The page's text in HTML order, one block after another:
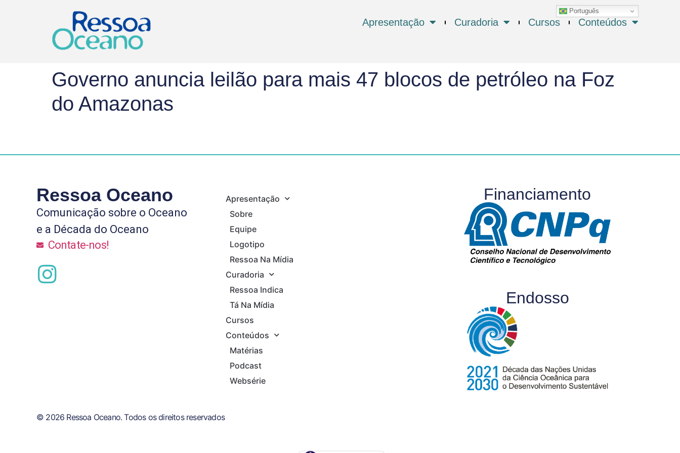
Português
Apresentação Curadoria Cursos Conteúdos
Governo anuncia leilão para mais 47 blocos de petróleo na Foz
do Amazonas
Ressoa Oceano
Comunicação sobre o Oceano
e a Década do Oceano
Contate-nos!
Apresentação
Sobre
Equipe
Logotipo
Ressoa Na Mídia
Curadoria
Ressoa Indica
Tá Na Mídia
Cursos
Conteúdos
Matérias
Podcast
Websérie
Financiamento
Endosso
© 2026 Ressoa Oceano. Todos os direitos reservados